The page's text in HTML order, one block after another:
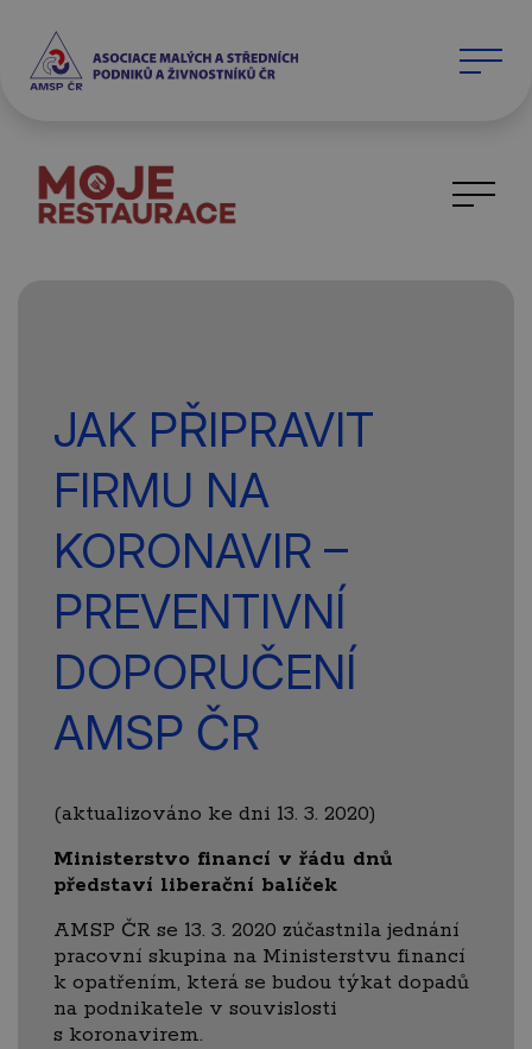
JAK PŘIPRAVIT
FIRMU NA
KORONAVIR –
PREVENTIVNÍ
DOPORUČENÍ
AMSP ČR
(aktualizováno ke dni 13. 3. 2020)
Ministerstvo financí v řádu dnů
představí liberační balíček
AMSP ČR se 13. 3. 2020 zúčastnila jednání
pracovní skupina na Ministerstvu financí
k opatřením, která se budou týkat dopadů
na podnikatele v souvislosti
s koronavirem.